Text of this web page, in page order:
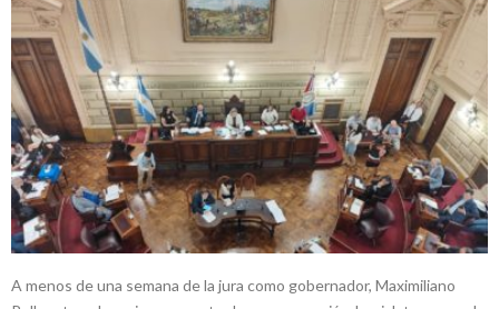
A menos de una semana de la jura como gobernador, Maximiliano